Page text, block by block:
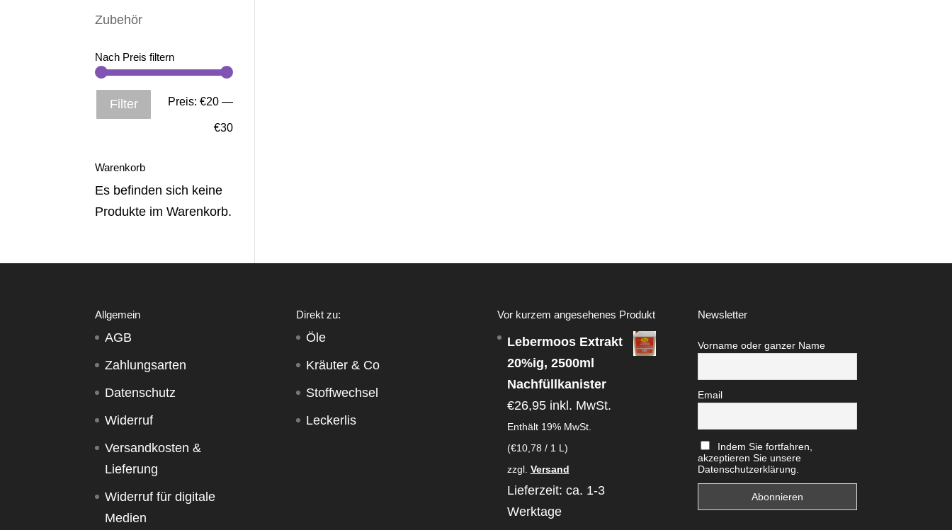
Zubehör
Nach Preis filtern
Min.
Preis
Max.
Preis
Filter Preis: €20—
€30
Warenkorb
Es befinden sich keine
Produkte im Warenkorb.
Allgemein
AGB
Zahlungsarten
Datenschutz
Widerruf
Versandkosten &
Lieferung
Widerruf für digitale
Medien
Direkt zu:
Öle
Kräuter & Co
Stoffwechsel
Leckerlis
Vor kurzem angesehenes Produkt
Lebermoos Extrakt
20%ig, 2500ml
Nachfüllkanister
€26,95 inkl. MwSt.
Enthält 19% MwSt.
(€10,78 / 1 L)
zzgl. Versand
Lieferzeit: ca. 1-3
Werktage
Newsletter
Vorname oder ganzer Name
Email
Indem Sie fortfahren,
akzeptieren Sie unsere
Datenschutzerklärung.